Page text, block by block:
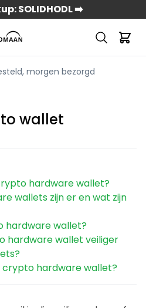
SOLIDHODL ➡️
, morgen bezorgd
wallet
hardware wallet?
wallets zijn er en wat zijn
hardware wallet?
hardware wallet veiliger
crypto hardware wallet?